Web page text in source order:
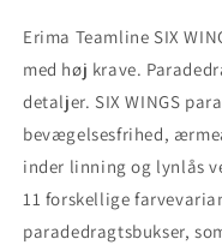
WINGS
Paradedragtstrøje
herremodel
Erima Teamline SIX
med høj krave.
detaljer. SIX WINGS
bevægelsesfrihed,
inder linning og lynlås
11 forskellige
paradedragtsbukser,